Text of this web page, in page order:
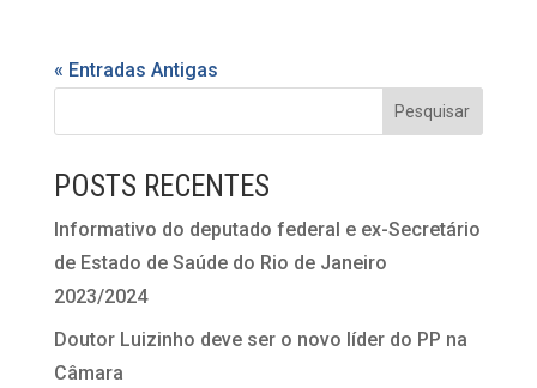
« Entradas Antigas
POSTS RECENTES
Informativo do deputado federal e ex-Secretário
de Estado de Saúde do Rio de Janeiro
2023/2024
Doutor Luizinho deve ser o novo líder do PP na
Câmara